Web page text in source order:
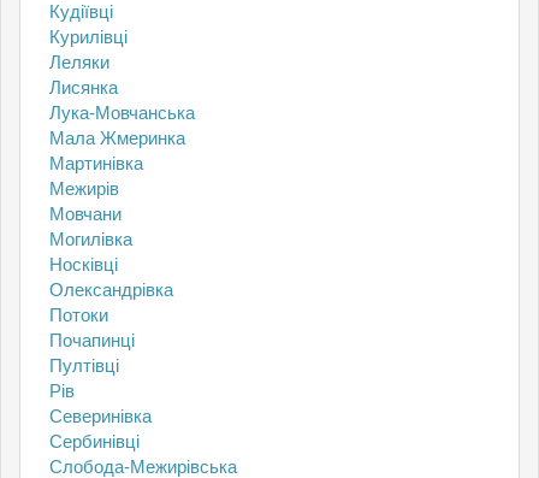
Кудіївці
Курилівці
Леляки
Лисянка
Лука-Мовчанська
Мала Жмеринка
Мартинівка
Межирів
Мовчани
Могилівка
Носківці
Олександрівка
Потоки
Почапинці
Пултівці
Рів
Северинівка
Сербинівці
Слобода-Межирівська